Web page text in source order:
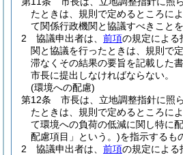
たときは、規則で定めるところに
て関係行政機関と協議すべきこと
2
協議申出者は、 前項の規定による
関と協議を行ったときは、規則で
滞なくその結果の要旨を記載した
市長に提出しなければならない。
(環境への配慮)
第12条
市長は、立地調整指針に照
たときは、規則で定めるところに
て環境への負荷の低減に関し特に
配慮項目」という。)を指示するも
2
協議申出者は、 前項の規定による